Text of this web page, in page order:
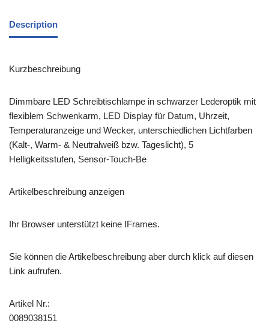
Description
Kurzbeschreibung
Dimmbare LED Schreibtischlampe in schwarzer Lederoptik mit
flexiblem Schwenkarm, LED Display für Datum, Uhrzeit,
Temperaturanzeige und Wecker, unterschiedlichen Lichtfarben
(Kalt-, Warm- & Neutralweiß bzw. Tageslicht), 5
Helligkeitsstufen, Sensor-Touch-Be
Artikelbeschreibung anzeigen
Ihr Browser unterstützt keine IFrames.
Sie können die Artikelbeschreibung aber durch klick auf diesen
Link aufrufen.
Artikel Nr.:
0089038151